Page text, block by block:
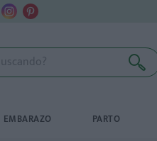
EMBARAZO PARTO